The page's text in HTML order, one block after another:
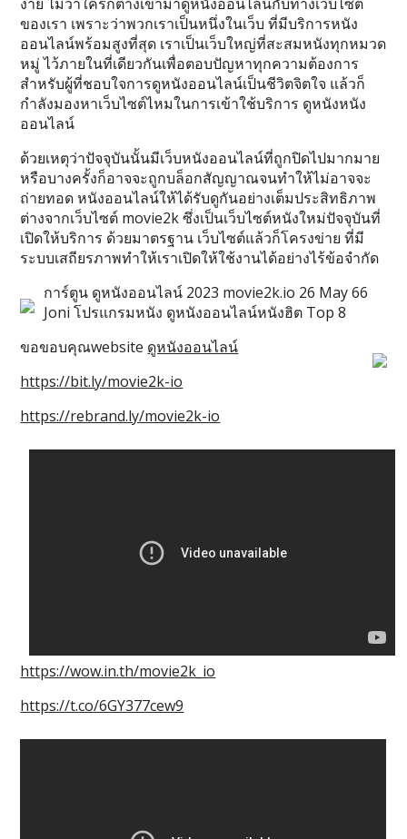
ของเรา เพราะว่าพวกเราเป็นหนึ่งในเว็บ ที่มีบริการหนัง
ออนไลน์พร้อมสูงที่สุด เราเป็นเว็บใหญ่ที่สะสมหนังทุกหมวด
หมู่ ไว้ภายในที่เดียวกันเพื่อตอบปัญหาทุกความต้องการ
สำหรับผู้ที่ชอบใจการดูหนังออนไลน์เป็นชีวิตจิตใจ แล้วก็
กำลังมองหาเว็บไซต์ไหมในการเข้าใช้บริการ ดูหนังหนัง
ออนไลน์
ด้วยเหตุว่าปัจจุบันนั้นมีเว็บหนังออนไลน์ที่ถูกปิดไปมากมาย
หรือบางครั้งก็อาจจะถูกบล็อกสัญญาณจนทำให้ไม่อาจจะ
ถ่ายทอด หนังออนไลน์ให้ได้รับดูกันอย่างเต็มประสิทธิภาพ
ต่างจากเว็บไซต์ movie2k ซึ่งเป็นเว็บไซต์หนังใหม่ปัจจุบันที่
เปิดให้บริการ ด้วยมาตรฐาน เว็บไซต์แล้วก็โครงข่าย ที่มี
ระบบเสถียรภาพทำให้เราเปิดให้ใช้งานได้อย่างไร้ข้อจำกัด
การ์ตูน ดูหนังออนไลน์ 2023 movie2k.io 26 May 66
Joni โปรแกรมหนัง ดูหนังออนไลน์หนังฮิต Top 8
ขอขอบคุณwebsite ดูหนังออนไลน์
https://bit.ly/movie2k-io
https://rebrand.ly/movie2k-io
https://wow.in.th/movie2k_io
https://t.co/6GY377cew9